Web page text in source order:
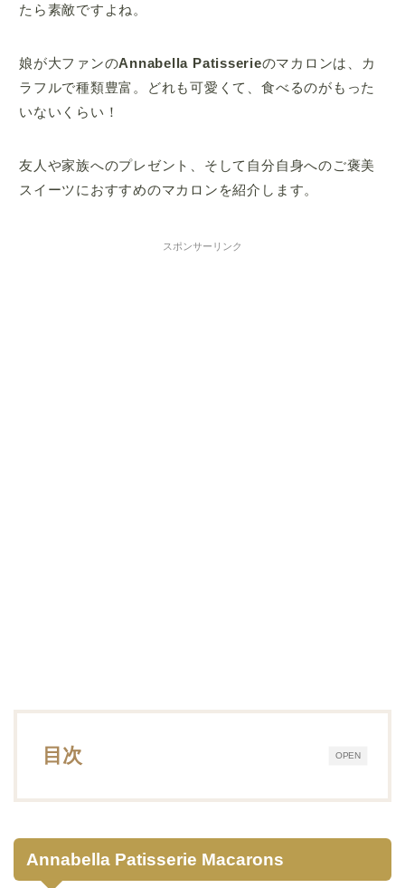
たら素敵ですよね。
娘が大ファンのAnnabella Patisserieのマカロンは、カ
ラフルで種類豊富。どれも可愛くて、食べるのがもった
いないくらい！
友人や家族へのプレゼント、そして自分自身へのご褒美
スイーツにおすすめのマカロンを紹介します。
スポンサーリンク
OPEN
目次
Annabella Patisserie Macarons